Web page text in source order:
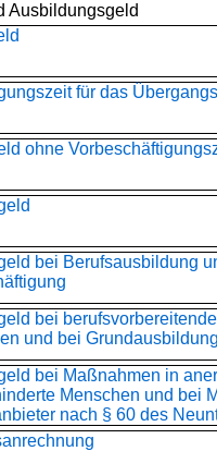
Ausbildungsgeld
für das
ohne
bei Berufsausbildung
bei
und bei Grundausbildung
bei Maßnahmen in
Menschen und bei
nach § 60 des